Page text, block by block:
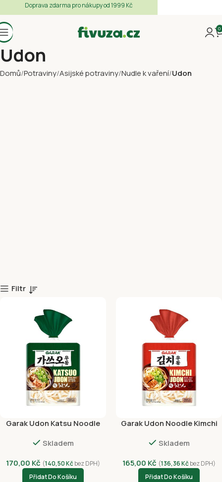
0
Udon
Domů Potraviny Asijské potraviny Nudle k vaření Udon
Filtr
Garak Udon Katsu Noodle
Skladem
170,00 Kč (140,50Kčbez DPH)
Přidat Do Košíku
Garak Udon Noodle Kimchi
Skladem
165,00 Kč (136,36Kčbez DPH)
Přidat Do Košíku
Doprava zdarma pro nákupy od 1999 Kč